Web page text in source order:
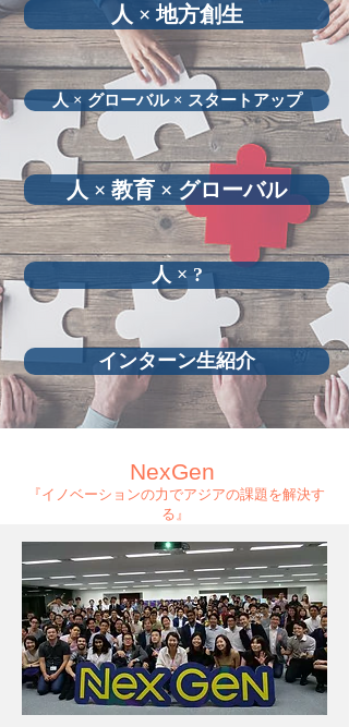
人 × 地方創生
人 × グローバル × スタートアップ
人 × 教育 × グローバル
人 × ?
インターン生紹介
NexGen
『イノベーションの力でアジアの課題を解決す
る』